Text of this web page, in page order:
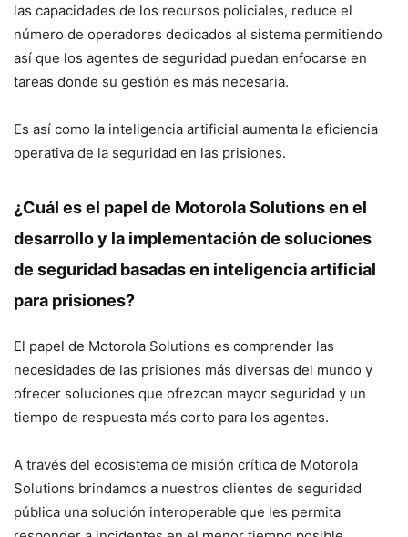
las capacidades de los recursos policiales, reduce el
número de operadores dedicados al sistema permitiendo
así que los agentes de seguridad puedan enfocarse en
tareas donde su gestión es más necesaria.
Es así como la inteligencia artificial aumenta la eficiencia
operativa de la seguridad en las prisiones.
¿Cuál es el papel de Motorola Solutions en el
desarrollo y la implementación de soluciones
de seguridad basadas en inteligencia artificial
para prisiones?
El papel de Motorola Solutions es comprender las
necesidades de las prisiones más diversas del mundo y
ofrecer soluciones que ofrezcan mayor seguridad y un
tiempo de respuesta más corto para los agentes.
A través del ecosistema de misión crítica de Motorola
Solutions brindamos a nuestros clientes de seguridad
pública una solución interoperable que les permita